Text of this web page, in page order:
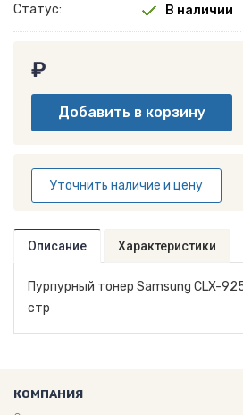
Статус: В наличии
₽
Уточнить наличие и цену
Описание Характеристики
Пурпурный тонер Samsung CLX-
стр
КОМПАНИЯ